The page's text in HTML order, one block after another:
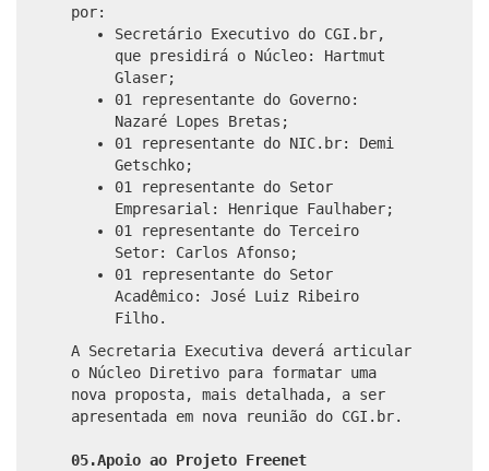
por:
Secretário Executivo do CGI.br,
que presidirá o Núcleo: Hartmut
Glaser;
01 representante do Governo:
Nazaré Lopes Bretas;
01 representante do NIC.br: Demi
Getschko;
01 representante do Setor
Empresarial: Henrique Faulhaber;
01 representante do Terceiro
Setor: Carlos Afonso;
01 representante do Setor
Acadêmico: José Luiz Ribeiro
Filho.
A Secretaria Executiva deverá articular
o Núcleo Diretivo para formatar uma
nova proposta, mais detalhada, a ser
apresentada em nova reunião do CGI.br.
05.Apoio ao Projeto Freenet